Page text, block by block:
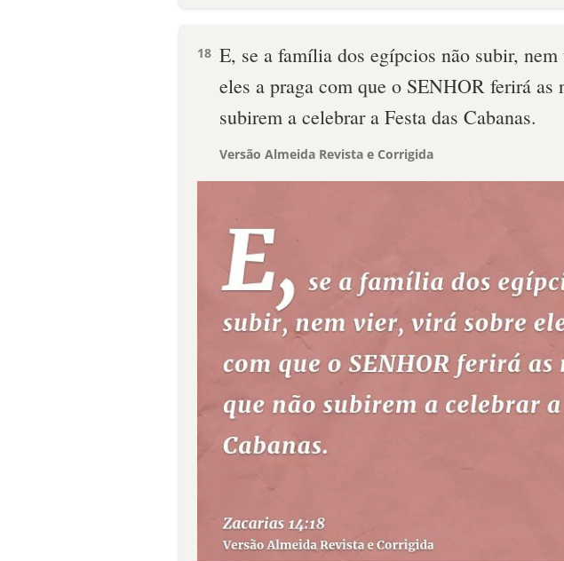
18 E, se a família dos egípcios não subir,
eles a praga com que o SENHOR ferirá as
subirem a celebrar a Festa das Cabanas.
Versão Almeida Revista e Corrigida